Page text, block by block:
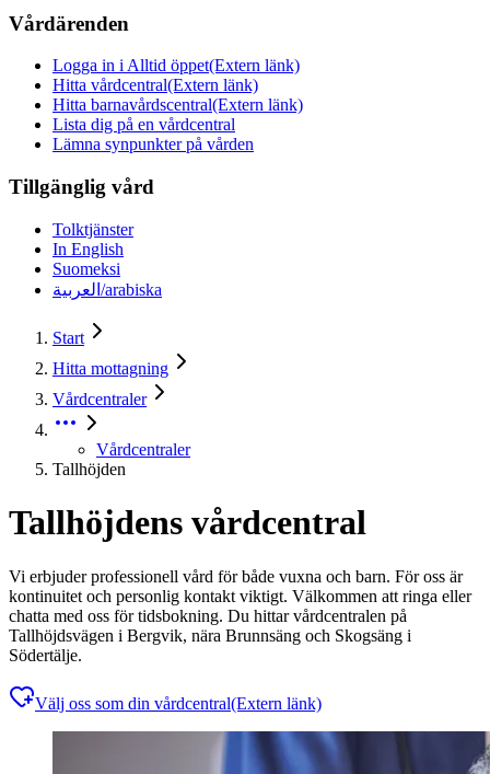
Vårdärenden
Logga in i Alltid öppet(Extern länk)
Hitta vårdcentral(Extern länk)
Hitta barnavårdscentral(Extern länk)
Lista dig på en vårdcentral
Lämna synpunkter på vården
Tillgänglig vård
Tolktjänster
In English
Suomeksi
العربية/arabiska
Start
Hitta mottagning
Vårdcentraler
Vårdcentraler
Tallhöjden
Tallhöjdens vårdcentral
Vi erbjuder professionell vård för både vuxna och barn. För oss är
kontinuitet och personlig kontakt viktigt. Välkommen att ringa eller
chatta med oss för tidsbokning. Du hittar vårdcentralen på
Tallhöjdsvägen i Bergvik, nära Brunnsäng och Skogsäng i
Södertälje.
Välj oss som din vårdcentral(Extern länk)